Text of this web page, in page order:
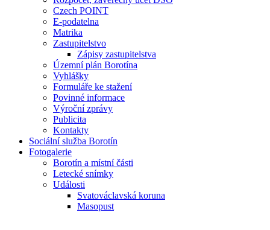
Czech POINT
E-podatelna
Matrika
Zastupitelstvo
Zápisy zastupitelstva
Územní plán Borotína
Vyhlášky
Formuláře ke stažení
Povinné informace
Výroční zprávy
Publicita
Kontakty
Sociální služba Borotín
Fotogalerie
Borotín a místní části
Letecké snímky
Události
Svatováclavská koruna
Masopust